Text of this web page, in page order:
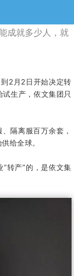
成就多少人，就
2月2日开始决定转
生产，依文集团只
隔离服百万余套，
给全球。
转产”的，是依文集